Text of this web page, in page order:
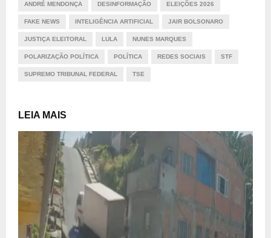
ANDRÉ MENDONÇA DESINFORMAÇÃO ELEIÇÕES 2026
FAKE NEWS INTELIGÊNCIA ARTIFICIAL JAIR BOLSONARO
JUSTIÇA ELEITORAL LULA NUNES MARQUES
POLARIZAÇÃO POLÍTICA POLÍTICA REDES SOCIAIS STF
SUPREMO TRIBUNAL FEDERAL TSE
LEIA MAIS